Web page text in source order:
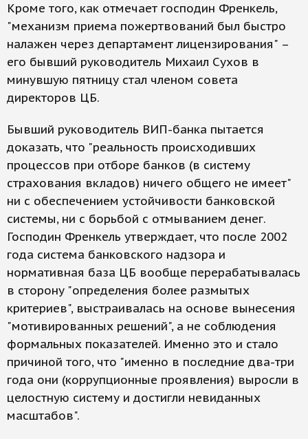
Кроме того, как отмечает господин Френкель,
"механизм приема пожертвований был быстро
налажен через департамент лицензирования" –
его бывший руководитель Михаил Сухов в
минувшую пятницу стал членом совета
директоров ЦБ.
Бывший руководитель ВИП-банка пытается
доказать, что "реальность происходивших
процессов при отборе банков (в систему
страхования вкладов) ничего общего не имеет"
ни с обеспечением устойчивости банковской
системы, ни с борьбой с отмыванием денег.
Господин Френкель утверждает, что после 2002
года система банковского надзора и
нормативная база ЦБ вообще перерабатывалась
в сторону "определения более размытых
критериев", выстраивалась на основе вынесения
"мотивированных решений", а не соблюдения
формальных показателей. Именно это и стало
причиной того, что "именно в последние два-три
года они (коррупционные проявления) выросли в
целостную систему и достигли невиданных
масштабов".